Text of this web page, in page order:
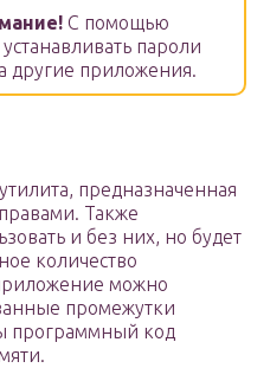
С помощью
пароли
другие приложения.
предназначенная
Также
и без них, но будет
количество
можно
промежутки
программный код